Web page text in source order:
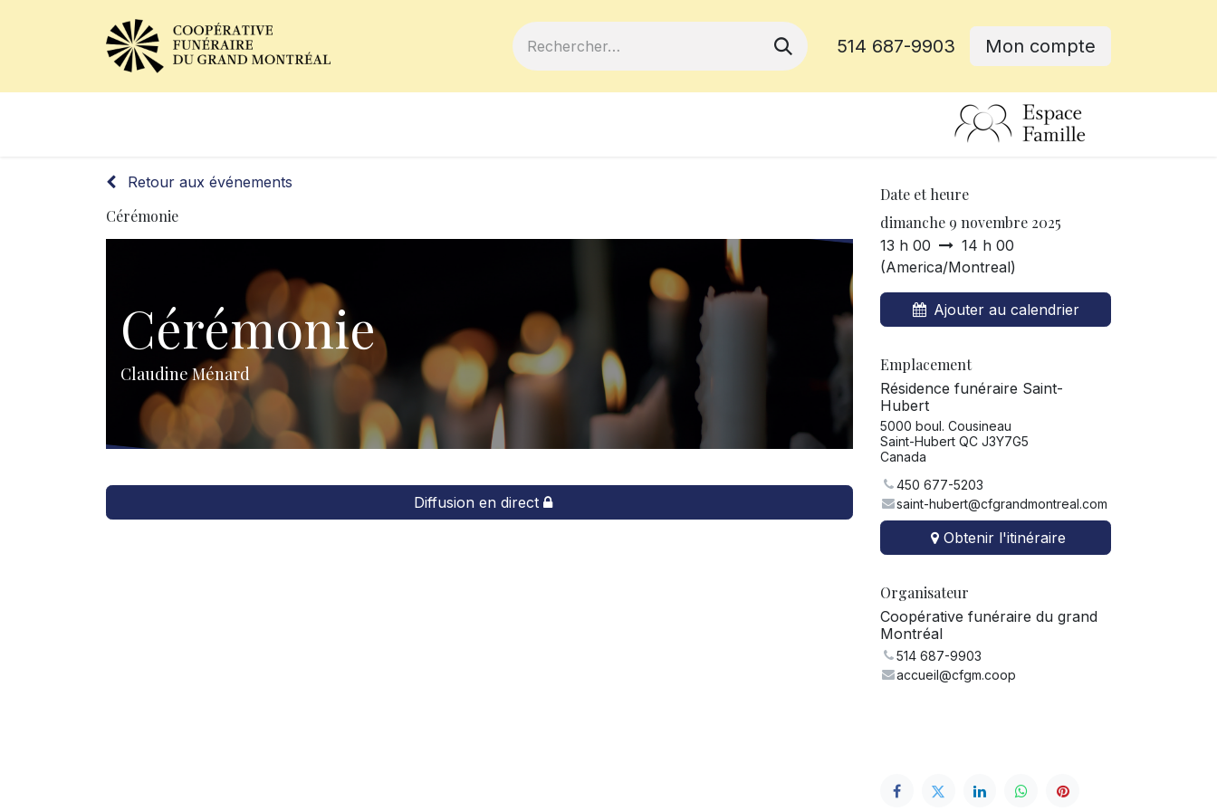
514 687-9903 Mon compte
Retour aux événements
Cérémonie
Cérémonie
Claudine Ménard
Diffusion en direct
Date et heure
dimanche 9 novembre 2025
13 h 00
14 h 00
(America/Montreal)
Ajouter au calendrier
Emplacement
Résidence funéraire Saint-
Hubert
5000 boul. Cousineau
Saint-Hubert QC J3Y7G5
Canada
450 677-5203
saint-hubert@cfgrandmontreal.com
Obtenir l'itinéraire
Organisateur
Coopérative funéraire du grand
Montréal
514 687-9903
accueil@cfgm.coop